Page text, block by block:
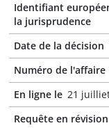
Identifiant
la jurisprudence
Date de la décision
Numéro de l'affaire
En ligne le 21
Requête en